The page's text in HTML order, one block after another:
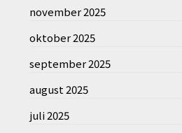
november 2025
oktober 2025
september 2025
august 2025
juli 2025